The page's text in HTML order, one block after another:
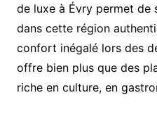
de luxe à Évry permet de
dans cette région
confort inégalé lors des
offre bien plus que des
riche en culture, en